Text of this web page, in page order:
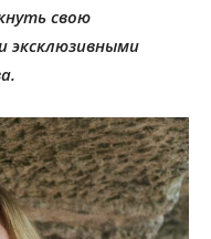
свою
эксклюзивными